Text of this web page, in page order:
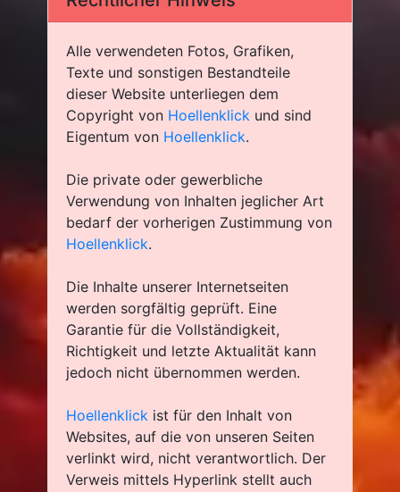
Alle verwendeten Fotos, Grafiken,
Texte und sonstigen Bestandteile
dieser Website unterliegen dem
Copyright von Hoellenklick und sind
Eigentum von Hoellenklick.
Die private oder gewerbliche
Verwendung von Inhalten jeglicher Art
bedarf der vorherigen Zustimmung von
Hoellenklick.
Die Inhalte unserer Internetseiten
werden sorgfältig geprüft. Eine
Garantie für die Vollständigkeit,
Richtigkeit und letzte Aktualität kann
jedoch nicht übernommen werden.
Hoellenklick ist für den Inhalt von
Websites, auf die von unseren Seiten
verlinkt wird, nicht verantwortlich. Der
Verweis mittels Hyperlink stellt auch